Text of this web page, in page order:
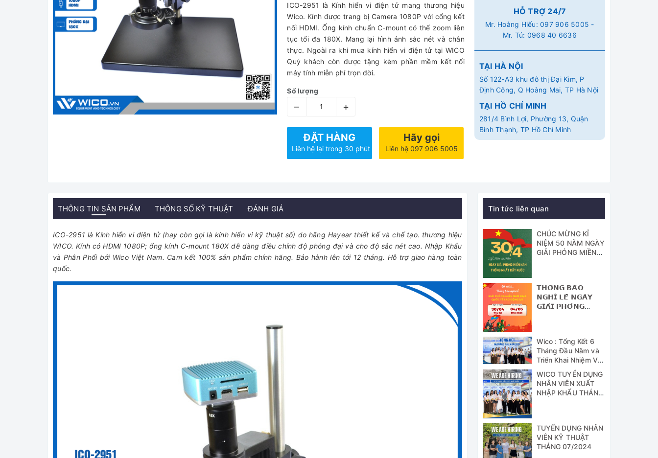
ICO-2951 là Kính hiển vi điện tử mang thương hiệu
Wico. Kính được trang bị Camera 1080P với cổng kết
nối HDMI. Ống kính chuẩn C-mount có thể zoom liên
tục tối đa 180X. Mang lại hình ảnh sắc nét và chân
thực. Ngoài ra khi mua kính hiển vi điện tử tại WICO
Quý khách còn được tặng kèm phần mềm kết nối
máy tính miễn phí trọn đời.
Số lượng
– +
ĐẶT HÀNG
Liên hệ lại trong 30 phút
Hãy gọi
Liên hệ 097 906 5005
HỖ TRỢ 24/7
Mr. Hoàng Hiếu:097 906 5005 -
Mr. Tú: 0968 40 6636
TẠI HÀ NỘI
Số 122-A3 khu đô thị Đại Kim, P
Định Công, Q Hoàng Mai, TP Hà Nội
TẠI HỒ CHÍ MINH
281/4 Bình Lợi, Phường 13, Quận
Bình Thạnh, TP Hồ Chí Minh
THÔNG TIN SẢN PHẨM THÔNG SỐ KỸ THUẬT ĐÁNH GIÁ
ICO-2951 là Kính hiển vi điện tử (hay còn gọi là kính hiển vi kỹ thuật số) do hãng Hayear thiết kế và chế tạo. thương hiệu
WICO. Kính có HDMI 1080P; ống kính C-mount 180X dễ dàng điều chỉnh độ phóng đại và cho độ sắc nét cao. Nhập Khẩu
và Phân Phối bởi Wico Việt Nam. Cam kết 100% sản phẩm chính hãng. Bảo hành lên tới 12 tháng. Hỗ trợ giao hàng toàn
quốc.
Tin tức liên quan
CHÚC MỪNG KỈ
NIỆM 50 NĂM NGÀY
GIẢI PHÓNG MIỀN
𝗧𝗛𝗢̂𝗡𝗚 𝗕𝗔́𝗢
𝗡𝗚𝗛𝗜̉ 𝗟𝗘̂̃ 𝗡𝗚𝗔̀𝗬
𝗚𝗜𝗔̉𝗜 𝗣𝗛𝗢́𝗡𝗚
(𝟭/𝟱)
Wico : Tổng Kết 6
Tháng Đầu Năm và
Triển Khai Nhiệm Vụ
Công Tác 6 Tháng
Cuối Năm 2024
WICO TUYỂN DỤNG
NHÂN VIÊN XUẤT
NHẬP KHẨU THÁNG
TUYỂN DỤNG NHÂN
VIÊN KỸ THUẬT
THÁNG 07/2024